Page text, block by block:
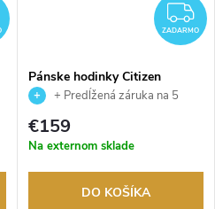
ZADARMO
Pánske hodinky Citizen
AN8201-57L
+ Predĺžená záruka na 5
rokov. Až 100 dní na vrátenie
tovaru. Autorizovaný predajca.
€159
Na externom sklade
DO KOŠÍKA